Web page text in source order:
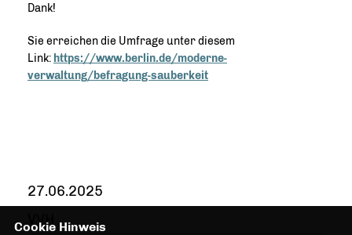
Dank!
Sie erreichen die Umfrage unter diesem
Link: https://www.berlin.de/moderne-
verwaltung/befragung-sauberkeit
27.06.2025
VVH
Cookie Hinweis